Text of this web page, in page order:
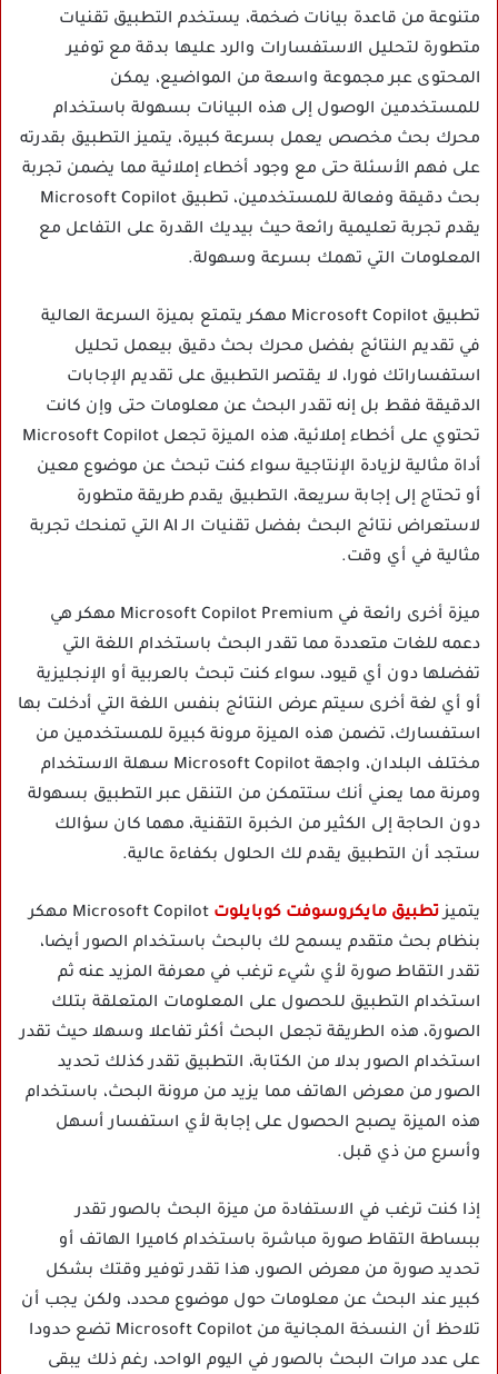
متنوعة من قاعدة بيانات ضخمة، يستخدم التطبيق تقنيات
متطورة لتحليل الاستفسارات والرد عليها بدقة مع توفير
المحتوى عبر مجموعة واسعة من المواضيع، يمكن
للمستخدمين الوصول إلى هذه البيانات بسهولة باستخدام
محرك بحث مخصص يعمل بسرعة كبيرة، يتميز التطبيق بقدرته
على فهم الأسئلة حتى مع وجود أخطاء إملائية مما يضمن تجربة
بحث دقيقة وفعالة للمستخدمين، تطبيق Microsoft Copilot
يقدم تجربة تعليمية رائعة حيث بيديك القدرة على التفاعل مع
المعلومات التي تهمك بسرعة وسهولة.
تطبيق Microsoft Copilot مهكر يتمتع بميزة السرعة العالية
في تقديم النتائج بفضل محرك بحث دقيق بيعمل تحليل
استفساراتك فورا، لا يقتصر التطبيق على تقديم الإجابات
الدقيقة فقط بل إنه تقدر البحث عن معلومات حتى وإن كانت
تحتوي على أخطاء إملائية، هذه الميزة تجعل Microsoft Copilot
أداة مثالية لزيادة الإنتاجية سواء كنت تبحث عن موضوع معين
أو تحتاج إلى إجابة سريعة، التطبيق يقدم طريقة متطورة
لاستعراض نتائج البحث بفضل تقنيات الـ AI التي تمنحك تجربة
مثالية في أي وقت.
ميزة أخرى رائعة في Microsoft Copilot Premium مهكر هي
دعمه للغات متعددة مما تقدر البحث باستخدام اللغة التي
تفضلها دون أي قيود، سواء كنت تبحث بالعربية أو الإنجليزية
أو أي لغة أخرى سيتم عرض النتائج بنفس اللغة التي أدخلت بها
استفسارك، تضمن هذه الميزة مرونة كبيرة للمستخدمين من
مختلف البلدان، واجهة Microsoft Copilot سهلة الاستخدام
ومرنة مما يعني أنك ستتمكن من التنقل عبر التطبيق بسهولة
دون الحاجة إلى الكثير من الخبرة التقنية، مهما كان سؤالك
ستجد أن التطبيق يقدم لك الحلول بكفاءة عالية.
يتميزتطبيق مايكروسوفت كوبايلوت
Microsoft Copilot مهكر
بنظام بحث متقدم يسمح لك بالبحث باستخدام الصور أيضا،
تقدر التقاط صورة لأي شيء ترغب في معرفة المزيد عنه ثم
استخدام التطبيق للحصول على المعلومات المتعلقة بتلك
الصورة، هذه الطريقة تجعل البحث أكثر تفاعلا وسهلا حيث تقدر
استخدام الصور بدلا من الكتابة، التطبيق تقدر كذلك تحديد
الصور من معرض الهاتف مما يزيد من مرونة البحث، باستخدام
هذه الميزة يصبح الحصول على إجابة لأي استفسار أسهل
وأسرع من ذي قبل.
إذا كنت ترغب في الاستفادة من ميزة البحث بالصور تقدر
ببساطة التقاط صورة مباشرة باستخدام كاميرا الهاتف أو
تحديد صورة من معرض الصور، هذا تقدر توفير وقتك بشكل
كبير عند البحث عن معلومات حول موضوع محدد، ولكن يجب أن
تلاحظ أن النسخة المجانية من Microsoft Copilot تضع حدودا
على عدد مرات البحث بالصور في اليوم الواحد، رغم ذلك يبقى